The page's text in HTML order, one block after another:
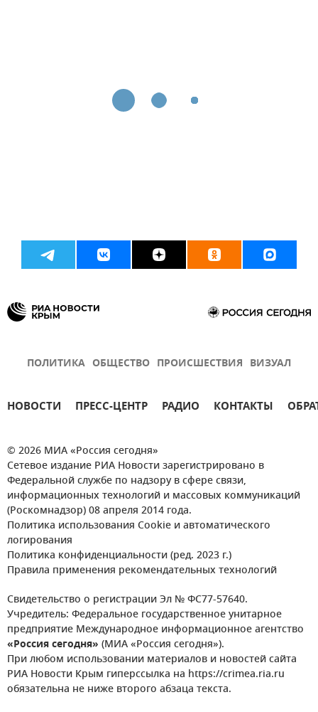
ПОЛИТИКА ОБЩЕСТВО ПРОИСШЕСТВИЯ ВИЗУАЛ
НОВОСТИ ПРЕСС-ЦЕНТР РАДИО КОНТАКТЫ
© 2026 МИА «Россия сегодня»
Сетевое издание РИА Новости зарегистрировано в
Федеральной службе по надзору в сфере связи,
информационных технологий и массовых коммуникаций
(Роскомнадзор) 08 апреля 2014 года.
Политика использования Cookie и автоматического
логирования
Политика конфиденциальности (ред. 2023 г.)
Правила применения рекомендательных технологий
Свидетельство о регистрации Эл № ФС77-57640.
Учредитель: Федеральное государственное унитарное
предприятие Международное информационное агентство
«Россия сегодня» (МИА «Россия сегодня»).
При любом использовании материалов и новостей сайта
РИА Новости Крым гиперссылка на https://crimea.ria.ru
обязательна не ниже второго абзаца текста.